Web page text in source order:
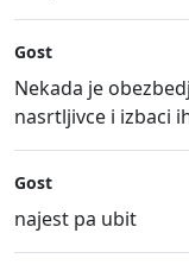
Gost
Nekada je
nasrtljivce i izbaci
Gost
najest pa ubit